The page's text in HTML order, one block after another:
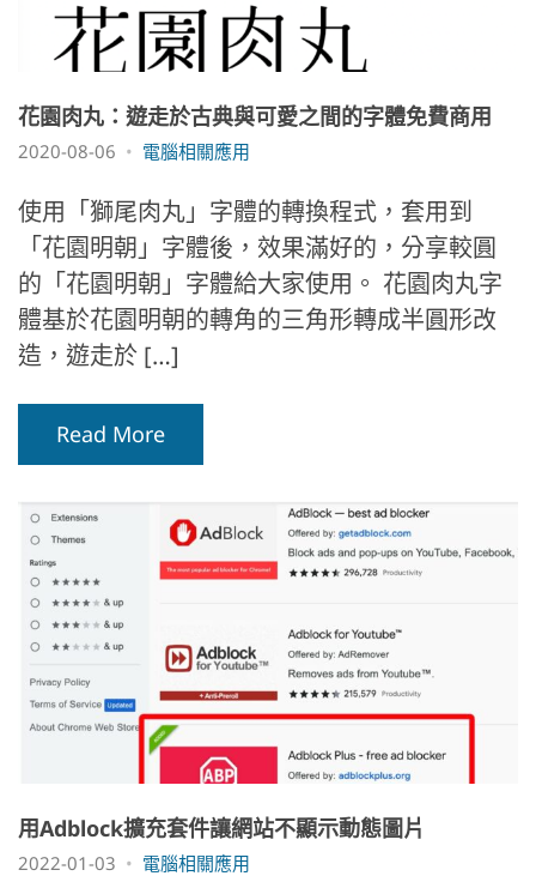
花園肉丸：遊走於古典與可愛之間的字體免費商用
2020-08-06 電腦相關應用
使用「獅尾肉丸」字體的轉換程式，套用到
「花園明朝」字體後，效果滿好的，分享較圓
的「花園明朝」字體給大家使用。 花園肉丸字
體基於花園明朝的轉角的三角形轉成半圓形改
造，遊走於 […]
Read More
用Adblock擴充套件讓網站不顯示動態圖片
2022-01-03 電腦相關應用